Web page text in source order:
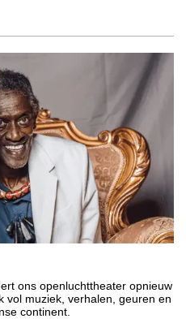
ons openluchttheater opnieuw
vol muziek, verhalen, geuren en
continent.